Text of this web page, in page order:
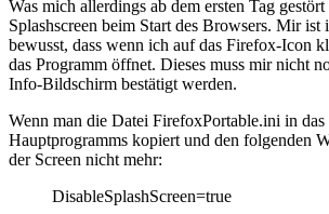
Was mich allerdings ab dem ersten Tag
Splashscreen beim Start des Browsers. Mir ist
bewusst, dass wenn ich auf das Firefox-Icon
das Programm öffnet. Dieses muss mir nicht
Info-Bildschirm bestätigt werden.
Wenn man die Datei FirefoxPortable.ini in das
Hauptprogramms kopiert und den folgenden
der Screen nicht mehr:
DisableSplashScreen=true